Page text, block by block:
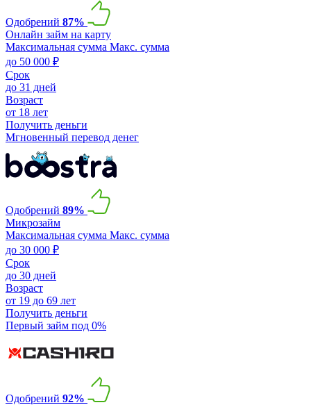
Одобрений 87%
Онлайн займ на карту
Максимальная сумма Макс. сумма
до 50 000 ₽
Срок
до 31 дней
Возраст
от 18 лет
Получить деньги
Мгновенный перевод денег
Одобрений 89%
Микрозайм
Максимальная сумма Макс. сумма
до 30 000 ₽
Срок
до 30 дней
Возраст
от 19 до 69 лет
Получить деньги
Первый займ под 0%
Одобрений 92%